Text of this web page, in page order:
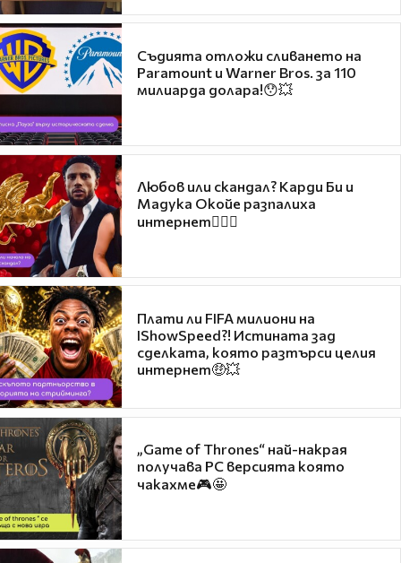
Съдията отложи сливането на
Paramount и Warner Bros. за 110
милиарда долара!😯💥
Любов или скандал? Карди Би и
Мадука Окойе разпалиха
интернет❤️‍🔥🔥
Плати ли FIFA милиони на
IShowSpeed?! Истината зад
сделката, която разтърси целия
интернет🤑💥
„Game of Thrones“ най-накрая
получава PC версията която
чакахме🎮🤩